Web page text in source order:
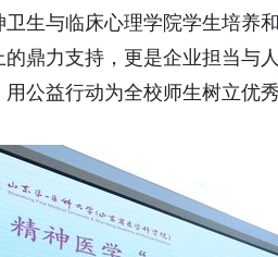
生与临床心理学院学生培养
鼎力支持，更是企业担当与
用公益行动为全校师生树立优